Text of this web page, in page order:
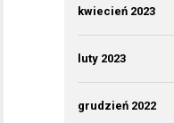
kwiecień 2023
luty 2023
grudzień 2022